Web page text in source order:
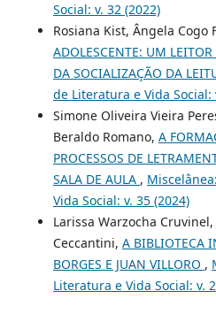
Social: v. 32 (2022)
Rosiana Kist, Ângela Cogo
ADOLESCENTE: UM
DA SOCIALIZAÇÃO DA
de Literatura e Vida Social:
Simone Oliveira Vieira
Beraldo Romano, A
PROCESSOS DE
SALA DE AULA ,
Vida Social: v. 35 (2024)
Larissa Warzocha
Ceccantini, A BIBLIOTECA
BORGES E JUAN VILLORO ,
Literatura e Vida Social: v.